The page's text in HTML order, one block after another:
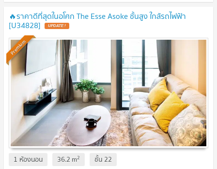
🔥ราคาดีที่สุดในอโศก The Esse Asoke ชั้นสูง ใกล้รถไฟฟ้า
[U34828] UPDATE !
Premium
1 ห้องนอน 36.2 m2 ชั้น 22